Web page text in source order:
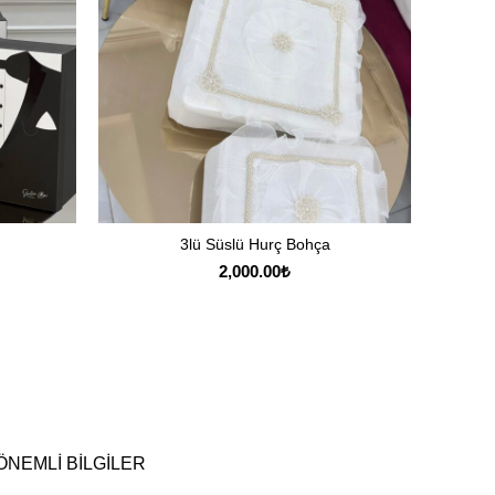
& Terlik SEÇENEKLER
Alya Gelin Bohça Seti
45,475.00
BILGILER